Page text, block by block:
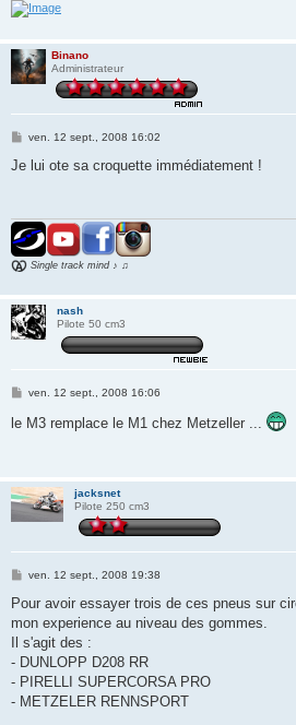
Binano
Administrateur
M
s
ven. 12 sept., 2008 16:02
Je lui ote sa croquette immédiatement !
Single track mind ♪ ♫
nash
Pilote 50 cm3
M
s
s
ven. 12 sept., 2008 16:06
le M3 remplace le M1 chez Metzeller ...
jacksnet
Pilote 250 cm3
M
s
a
g
ven. 12 sept., 2008 19:38
Pour avoir essayer trois de ces pneus sur
mon experience au niveau des gommes.
Il s'agit des :
- DUNLOPP D208 RR
- PIRELLI SUPERCORSA PRO
- METZELER RENNSPORT